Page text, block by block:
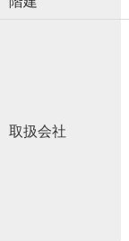
取扱会社